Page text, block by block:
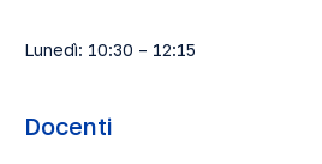
Lunedì: 10:30 – 12:15
Docenti